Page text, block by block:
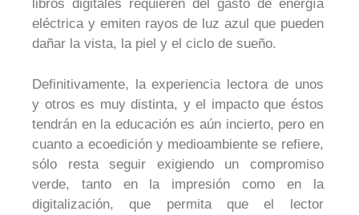
libros digitales requieren del gasto de energía
eléctrica y emiten rayos de luz azul que pueden
dañar la vista, la piel y el ciclo de sueño.
Definitivamente, la experiencia lectora de unos
y otros es muy distinta, y el impacto que éstos
tendrán en la educación es aún incierto, pero en
cuanto a ecoedición y medioambiente se refiere,
sólo resta seguir exigiendo un compromiso
verde, tanto en la impresión como en la
digitalización, que permita que el lector